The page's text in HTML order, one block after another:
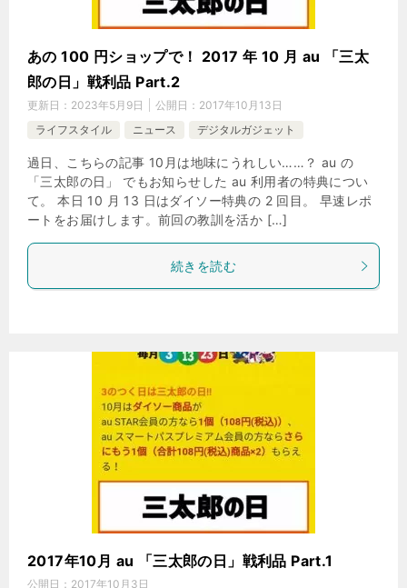
あの 100 円ショップで！ 2017 年 10 月 au 「三太
郎の日」戦利品 Part.2
更新日： 2023年5月9日 公開日： 2017年10月13日
ライフスタイル
ニュース デジタルガジェット
過日、こちらの記事 10月は地味にうれしい……？ au の
「三太郎の日」 でもお知らせした au 利用者の特典につい
て。 本日 10 月 13 日はダイソー特典の 2 回目。 早速レポ
ートをお届けします。前回の教訓を活か […]
続きを読む
2017年10月 au 「三太郎の日」戦利品 Part.1
公開日： 2017年10月3日